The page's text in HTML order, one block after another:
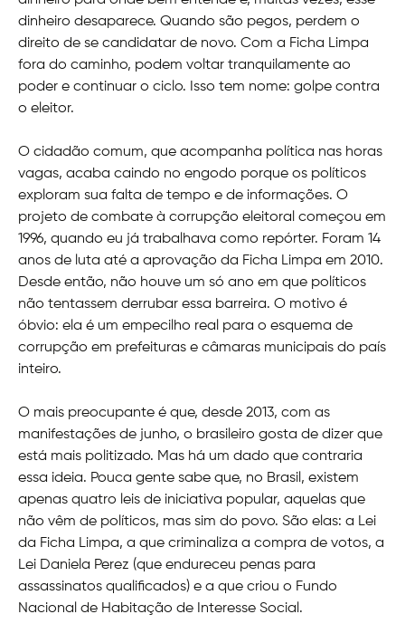
dinheiro desaparece. Quando são pegos, perdem o
direito de se candidatar de novo. Com a Ficha Limpa
fora do caminho, podem voltar tranquilamente ao
poder e continuar o ciclo. Isso tem nome: golpe contra
o eleitor.
O cidadão comum, que acompanha política nas horas
vagas, acaba caindo no engodo porque os políticos
exploram sua falta de tempo e de informações. O
projeto de combate à corrupção eleitoral começou em
1996, quando eu já trabalhava como repórter. Foram 14
anos de luta até a aprovação da Ficha Limpa em 2010.
Desde então, não houve um só ano em que políticos
não tentassem derrubar essa barreira. O motivo é
óbvio: ela é um empecilho real para o esquema de
corrupção em prefeituras e câmaras municipais do país
inteiro.
O mais preocupante é que, desde 2013, com as
manifestações de junho, o brasileiro gosta de dizer que
está mais politizado. Mas há um dado que contraria
essa ideia. Pouca gente sabe que, no Brasil, existem
apenas quatro leis de iniciativa popular, aquelas que
não vêm de políticos, mas sim do povo. São elas: a Lei
da Ficha Limpa, a que criminaliza a compra de votos, a
Lei Daniela Perez (que endureceu penas para
assassinatos qualificados) e a que criou o Fundo
Nacional de Habitação de Interesse Social.